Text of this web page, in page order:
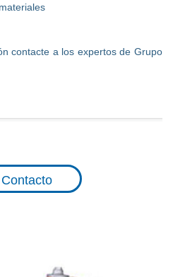
contacte a los expertos de Grupo
Contacto